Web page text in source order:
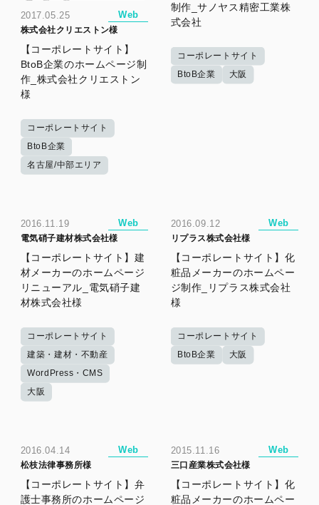
2017.05.25 Web
株式会社クリエストン様
【コーポレートサイト】
BtoB企業のホームページ制
作_株式会社クリエストン
様
コーポレートサイト
BtoB企業
名古屋/中部エリア
制作_サノヤス精密工業株
式会社
コーポレートサイト
BtoB企業
大阪
2016.11.19 Web
電気硝子建材株式会社様
【コーポレートサイト】建
材メーカーのホームページ
リニューアル_電気硝子建
材株式会社様
コーポレートサイト
建築・建材・不動産
WordPress・CMS
大阪
2016.09.12 Web
リプラス株式会社様
【コーポレートサイト】化
粧品メーカーのホームペー
ジ制作_リプラス株式会社
様
コーポレートサイト
BtoB企業
大阪
2016.04.14 Web
松枝法律事務所様
【コーポレートサイト】弁
護士事務所のホームページ
2015.11.16 Web
三口産業株式会社様
【コーポレートサイト】化
粧品メーカーのホームペー